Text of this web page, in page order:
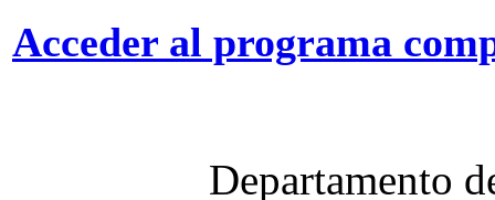
Acceder al programa
Departamento